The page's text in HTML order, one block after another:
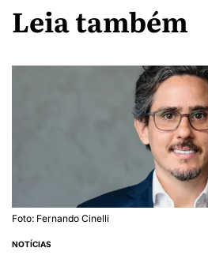
Leia também
Foto: Fernando Cinelli
NOTÍCIAS